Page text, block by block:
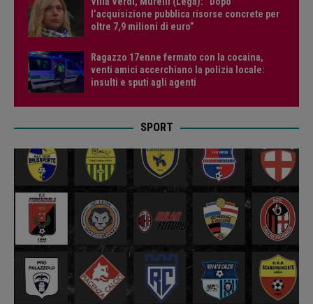
l’acquisizione pubblica risorse concrete per
oltre 7,9 milioni di euro”
Ragazzo 17enne fermato con la cocaina,
venti amici accerchiano la polizia locale:
insulti e sputi agli agenti
SPORT